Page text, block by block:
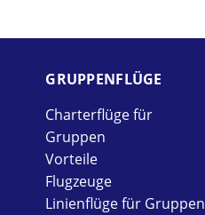
GRUPPEN­FLÜGE
Charterflüge für
Gruppen
Vorteile
Flugzeuge
Linienflüge für Gruppen